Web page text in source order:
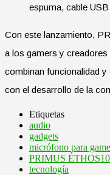
espuma, cable
Con este lanzamiento,
a los gamers y
combinan funcionalidad
con el desarrollo de la
Etiquetas
audio
gadgets
micrófono para
PRIMUS
tecnología